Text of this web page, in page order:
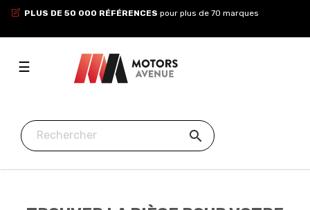
PLUS DE 50 000 RÉFÉRENCES pour plus de 70 marques
Toggle
navigation
☰
